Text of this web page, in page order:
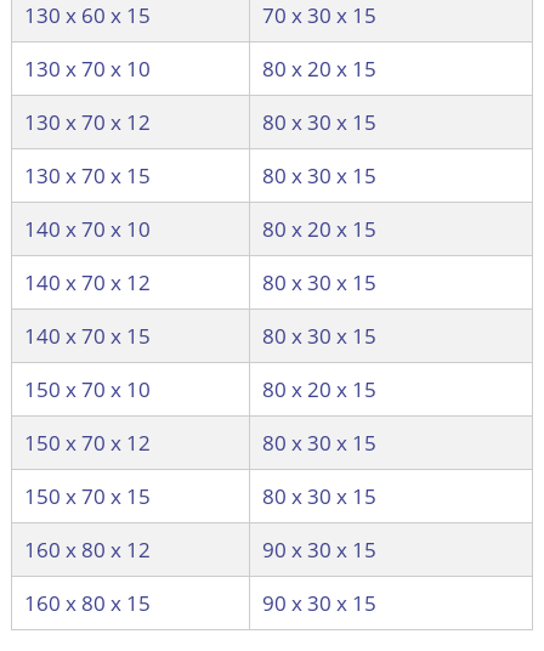
130 х 60 х 15
70 х 30 х 15
130 х 70 х 10
80 х 20 х 15
130 х 70 х 12
80 х 30 х 15
130 х 70 х 15
80 х 30 х 15
140 х 70 х 10
80 х 20 х 15
140 х 70 х 12
80 х 30 х 15
140 х 70 х 15
80 х 30 х 15
150 х 70 х 10
80 х 20 х 15
150 х 70 х 12
80 х 30 х 15
150 х 70 х 15
80 х 30 х 15
160 х 80 х 12
90 х 30 х 15
160 х 80 х 15
90 х 30 х 15